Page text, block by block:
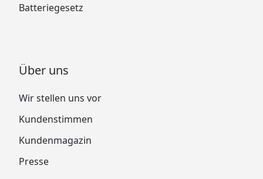
Batteriegesetz
Über uns
Wir stellen uns vor
Kundenstimmen
Kundenmagazin
Presse